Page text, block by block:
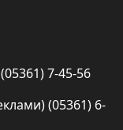
7-45-56
(05361) 6-